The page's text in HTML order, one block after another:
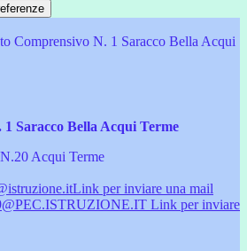
Comprensivo N. 1 Saracco Bella Acqui
Saracco Bella Acqui Terme
Acqui Terme
Link per inviare una mail
Link per inviare